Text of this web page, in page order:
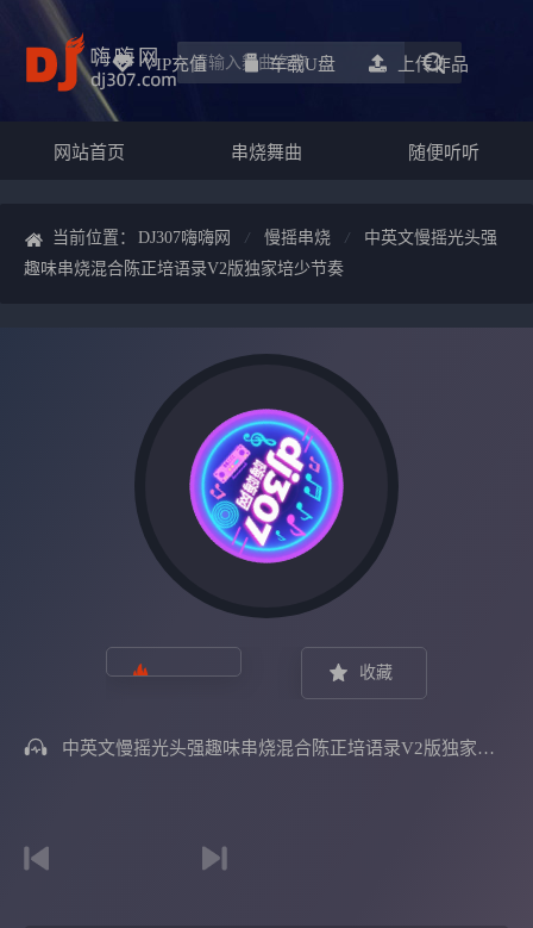
VIP充值 车载u盘 上传作品
网站首页 串烧舞曲 随便听听
当前位置： DJ307嗨嗨网 慢摇串烧
中英文慢摇光头强
趣味串烧混合陈正培语录V2版独家培少节奏
收藏
中英文慢摇光头强趣味串烧混合陈正培语录v2版独家培少节奏